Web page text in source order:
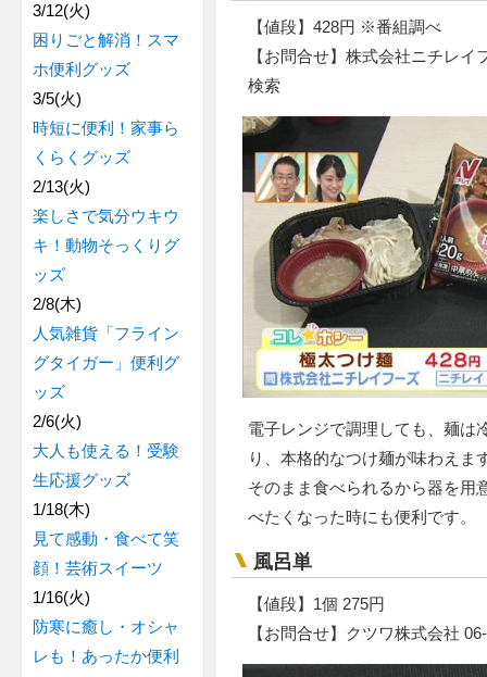
【値段】428円 ※番組調べ
【お問合せ】株式会社ニチレ
検索
電子レンジで調理しても、麺は
り、本格的なつけ麺が味わえま
そのまま食べられるから器を用
べたくなった時にも便利です。
風呂単
【値段】1個 275円
【お問合せ】クツワ株式会社
3/12(火)
困りごと解消！スマ
ホ便利グッズ
3/5(火)
時短に便利！家事ら
くらくグッズ
2/13(火)
楽しさで気分ウキウ
キ！動物そっくりグ
ッズ
2/8(木)
人気雑貨「フライン
グタイガー」便利グ
ッズ
2/6(火)
大人も使える！受験
生応援グッズ
1/18(木)
見て感動・食べて笑
顔！芸術スイーツ
1/16(火)
防寒に癒し・オシャ
レも！あったか便利